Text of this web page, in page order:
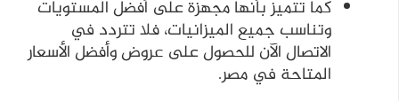
كما تتميز بأنها مجهزة على أفضل المستويات
وتناسب جميع الميزانيات، فلا تتردد في
الاتصال الآن للحصول على عروض وأفضل الأسعار
المتاحة في مصر.